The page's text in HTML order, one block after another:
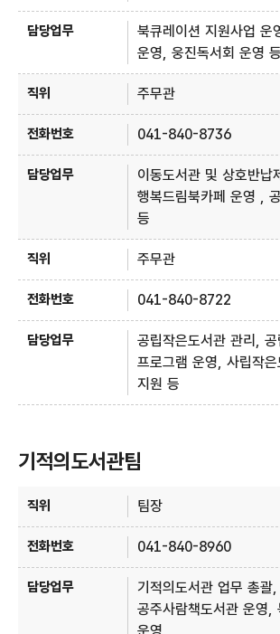
북큐레이션 지원사업 운
운영, 웅진독서회 운영 등
주무관
041-840-8736
이동도서관 및 상호반납
행복드림북카페 운영 ,
등
주무관
041-840-8722
공립작은도서관 관리,
프로그램 운영, 사립작
지원 등
기적의도서관팀
팀장
041-840-8960
기적의도서관 업무 총괄,
공주사람책도서관 운영,